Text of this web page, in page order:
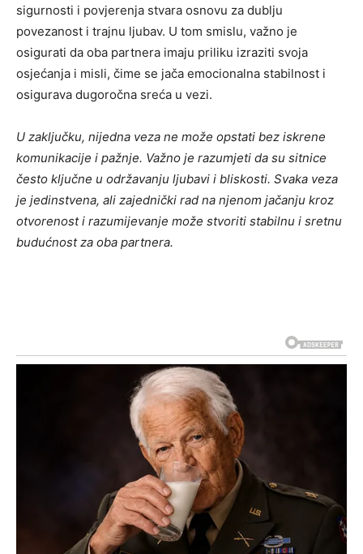
sigurnosti i povjerenja stvara osnovu za dublju
povezanost i trajnu ljubav. U tom smislu, važno je
osigurati da oba partnera imaju priliku izraziti svoja
osjećanja i misli, čime se jača emocionalna stabilnost i
osigurava dugoročna sreća u vezi.
U zaključku, nijedna veza ne može opstati bez iskrene
komunikacije i pažnje. Važno je razumjeti da su sitnice
često ključne u održavanju ljubavi i bliskosti. Svaka veza
je jedinstvena, ali zajednički rad na njenom jačanju kroz
otvorenost i razumijevanje može stvoriti stabilnu i sretnu
budućnost za oba partnera.